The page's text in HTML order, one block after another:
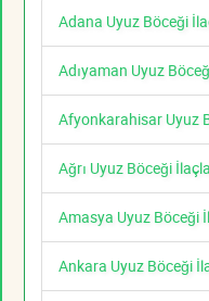
Adana Uyuz Böceği
Adıyaman Uyuz
Afyonkarahisar Uyuz
Ağrı Uyuz Böceği
Amasya Uyuz Böceği
Ankara Uyuz Böceği